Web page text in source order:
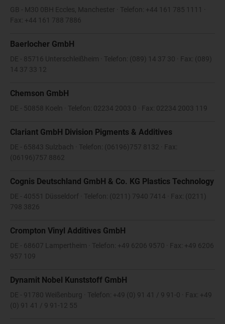
GB - M30 0BH Eccles, Manchester · Telefon: +44 161 785 1111 ·
Fax: +44 161 788 7886
Baerlocher GmbH
DE - 85716 Unterschleißheim · Telefon: (089) 14 37 30 · Fax: (089)
14 37 33 12
Chemson GmbH
DE - 50858 Koeln · Telefon: 02234 2003 0 · Fax: 02234 2003 119
Clariant GmbH Division Pigments & Additives
DE - 65843 Sulzbach · Telefon: (06196)757 8132 · Fax:
(06196)757 8862
Cognis Deutschland GmbH & Co. KG Plastics Technology
DE - 40551 Düsseldorf · Telefon: (0211) 7940 7414 · Fax: (0211)
798 3826
Crompton Vinyl Additives GmbH
DE - 68607 Lampertheim · Telefon: +49 6206 9570 · Fax: +49 6206
957 109
Dynamit Nobel Kunststoff GmbH
DE - 91780 Weißenburg · Telefon: +49 (0) 91 41 / 9 91-0 · Fax: +49
(0) 91 41 / 9 91-12 55